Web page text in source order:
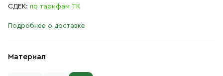
Материал
СДЕК: по тарифам ТК
Подробнее о доставке